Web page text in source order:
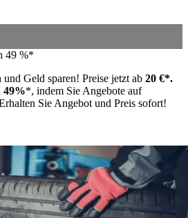
49 %*
Geld sparen! Preise jetzt ab 20 €*.
49%*, indem Sie Angebote auf
Sie Angebot und Preis sofort!